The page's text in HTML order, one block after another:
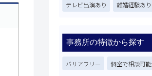
テレビ出演あり 離婚経験あり
事務所の特徴から探す
バリアフリー 個室で相談可能